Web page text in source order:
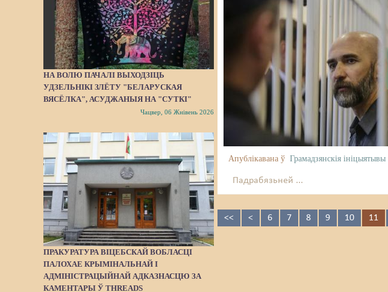
НА ВОЛЮ ПАЧАЛІ ВЫХОДЗІЦЬ
УДЗЕЛЬНІКІ ЗЛЁТУ "БЕЛАРУСКАЯ
ВЯСЁЛКА", АСУДЖАНЫЯ НА "СУТКІ"
Чацвер, 06 Жнівень 2026
ПРАКУРАТУРА ВІЦЕБСКАЙ ВОБЛАСЦІ
ПАЛОХАЕ КРЫМІНАЛЬНАЙ І
АДМІНІСТРАЦЫЙНАЙ АДКАЗНАСЦЮ ЗА
КАМЕНТАРЫ Ў THREADS
Апублікавана ў Грамадзянскія ініцыятывы
Падрабязьней ...
<< < 6 7 8 9 10 11